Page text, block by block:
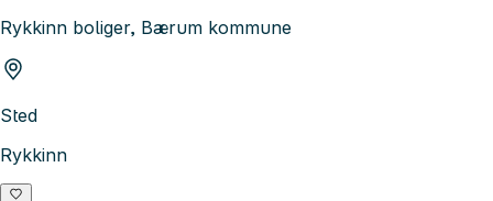
Rykkinn boliger, Bærum kommune
Sted
Rykkinn